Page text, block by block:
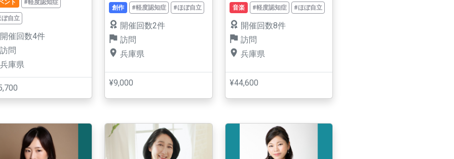
ント #軽度認知症
自立
開催回数4件
訪問
兵庫県
創作 #軽度認知症 #ほぼ自立
開催回数2件
訪問
兵庫県
¥9,000
音楽 #軽度認知症 #ほぼ自立
開催回数8件
訪問
兵庫県
¥44,600